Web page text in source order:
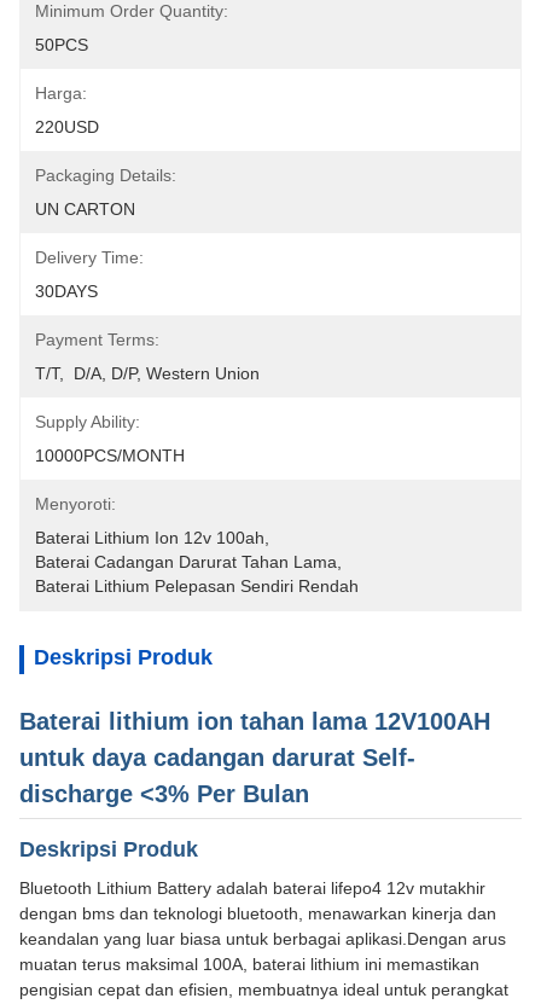
Minimum Order Quantity:
50PCS
Harga:
220USD
Packaging Details:
UN CARTON
Delivery Time:
30DAYS
Payment Terms:
T/T,  D/A, D/P, Western Union
Supply Ability:
10000PCS/MONTH
Menyoroti:
Baterai Lithium Ion 12v 100ah
Baterai Cadangan Darurat Tahan Lama
Baterai Lithium Pelepasan Sendiri Rendah
Deskripsi Produk
Baterai lithium ion tahan lama 12V100AH
untuk daya cadangan darurat Self-
discharge <3% Per Bulan
Deskripsi Produk
Bluetooth Lithium Battery adalah baterai lifepo4 12v mutakhir
dengan bms dan teknologi bluetooth, menawarkan kinerja dan
keandalan yang luar biasa untuk berbagai aplikasi.Dengan arus
muatan terus maksimal 100A, baterai lithium ini memastikan
pengisian cepat dan efisien, membuatnya ideal untuk perangkat